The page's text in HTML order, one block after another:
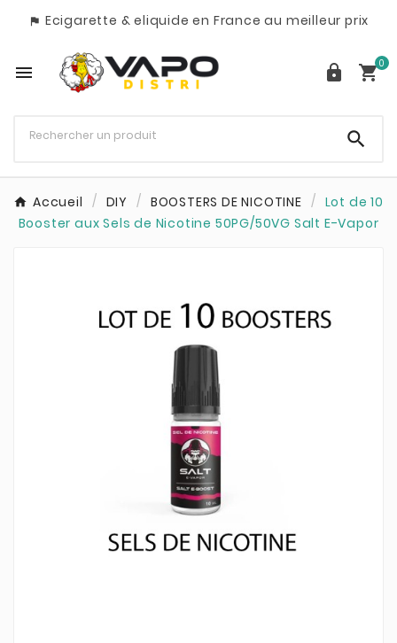
 Ecigarette & eliquide en France au meilleur prix
  0

Accueil DIY BOOSTERS DE NICOTINE
Lot de 10
Booster aux Sels de Nicotine 50PG/50VG Salt E-Vapor